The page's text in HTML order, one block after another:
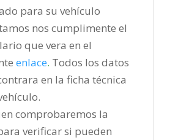
para su vehículo
nos cumplimente el
que vera en el
enlace. Todos los datos
en la ficha técnica
comprobaremos la
verificar si pueden